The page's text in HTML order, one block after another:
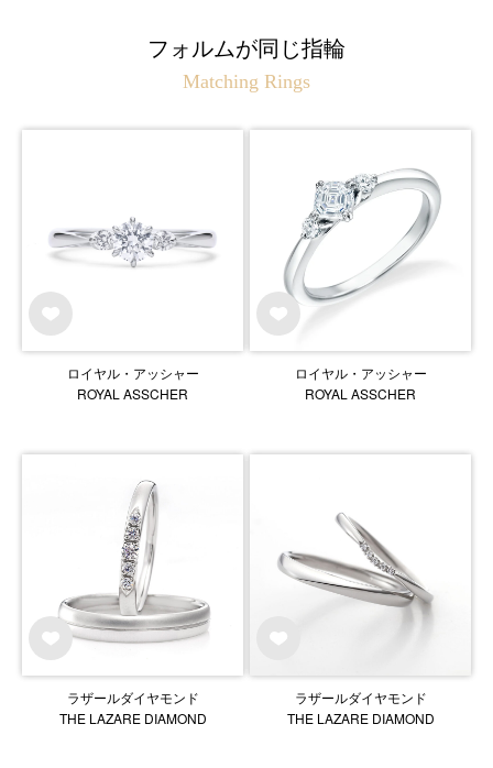
フォルムが同じ指輪
Matching Rings
ロイヤル・アッシャー
ROYAL ASSCHER
ロイヤル・アッシャー
ROYAL ASSCHER
ラザールダイヤモンド
THE LAZARE DIAMOND
ラザールダイヤモンド
THE LAZARE DIAMOND